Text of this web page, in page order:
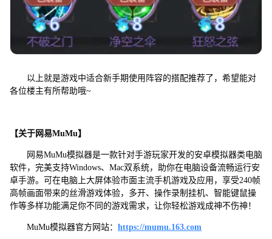
以上就是游戏中适合新手期使用阵容的搭配推荐了，希望能对
各位楼主有所帮助哦~
【关于网易MuMu】
网易MuMu模拟器是一款针对手游玩家开发的安卓模拟器类电脑
软件，完美支持Windows、Mac双系统，助你在电脑设备流畅运行安
卓手游。可在电脑上大屏体验市面主流手机游戏及应用，享受240帧
高帧画面带来的丝滑游戏体验，多开、操作录制挂机、智能键鼠操
作等多样功能满足你不同的游戏需求，让你轻松游戏成神不伤神！
MuMu模拟器官方网站： https://mumu.163.com